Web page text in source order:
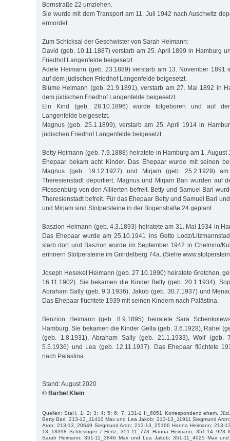
Bornstraße 22 umziehen.
Sie wurde mit dem Transport am 11. Juli 1942 nach Auschwitz
ermordet.
Zum Schicksal der Geschwister von Sarah Heimann:
David (geb. 10.11.1887) verstarb am 25. April 1899 in Hamburg
Friedhof Langenfelde beigesetzt.
Adele Heimann (geb. 23.1889) verstarb am 13. November 1891
auf dem jüdischen Friedhof Langenfelde beigesetzt.
Blüme Heimann (geb. 21.9.1891), verstarb am 27. Mai 1892 in
dem jüdischen Friedhof Langenfelde beigesetzt.
Ein Kind (geb. 28.10.1896) wurde totgeboren und auf
Langenfelde beigesetzt.
Magnus (geb. 25.1.1899), verstarb am 25. April 1914 in
jüdischen Friedhof Langenfelde beigesetzt.
Betty Heimann (geb. 7.9.1888) heiratete in Hamburg am 1. August
Ehepaar bekam acht Kinder. Das Ehepaar wurde mit seinen
Magnus (geb. 19.12.1927) und Mirjam (geb. 25.2.1929)
Theresienstadt deportiert. Magnus und Mirjam Bari wurden auf
Flossenbürg von den Alliierten befreit. Betty und Samuel Bari
Theresienstadt befreit. Für das Ehepaar Betty und Samuel Bari
und Mirjam sind Stolpersteine in der Bogenstraße 24 geplant.
Baszion Heimann (geb. 4.3.1893) heiratete am 31. Mai 1934 in
Das Ehepaar wurde am 25.10.1941 ins Getto Lodz/
starb dort und Baszion wurde im September 1942 in Chelmno/
erinnern Stolpersteine im Grindelberg 74a. (Siehe
Joseph Hesekel Heimann (geb. 27.10.1890) heiratete Gretchen,
16.11.1902). Sie bekamen die Kinder Betty (geb. 20.1.1934),
Abraham Sally (geb. 9.3.1936), Jakob (geb. 30.7.1937) und
Das Ehepaar flüchtete 1939 mit seinen Kindern nach Palästina.
Benzion Heimann (geb. 8.9.1895) heiratete Sara
Hamburg. Sie bekamen die Kinder Gella (geb. 3.6.1928), Rahel
(geb. 1.8.1931), Abraham Sally (geb. 21.1.1933), Wolf (geb.
5.5.1936) und Lea (geb. 12.11.1937). Das Ehepaar flüchtete
nach Palästina.
Stand: August 2020
© Bärbel Klein
Quellen: StaH, 1; 2; 3; 4; 5; 6; 7; 131-1 II_6851 Korrespondenz ehem.
Betty Bari; 213-13_11410 Max und Lea Jakob; 213-13_11911 Siegmund
Aron; 213-13_20649 Siegmund Aron; 213-13_25166 Hanna Heimann; 213-
13_18398 Schlesinger / Hertz; 351-11_773 Hanna Heimann; 351-14_923
Sarah Heimann; 351-11_3846 Max und Lea Jakob; 351-11_4025 Max